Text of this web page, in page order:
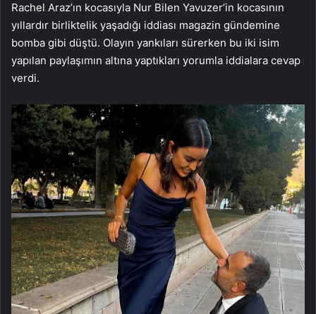
Rachel Araz’ın kocasıyla Nur Bilen Yavuzer’in kocasının
yıllardır birliktelik yaşadığı iddiası magazin gündemine
bomba gibi düştü. Olayın yankıları sürerken bu iki isim
yapılan paylaşımın altına yaptıkları yorumla iddialara cevap
verdi.